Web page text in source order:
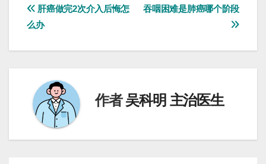
文
章
航
吞咽困难是肺癌哪个阶段
肝癌做完2次介入后悔怎
么办
作者吴科明 主治医生